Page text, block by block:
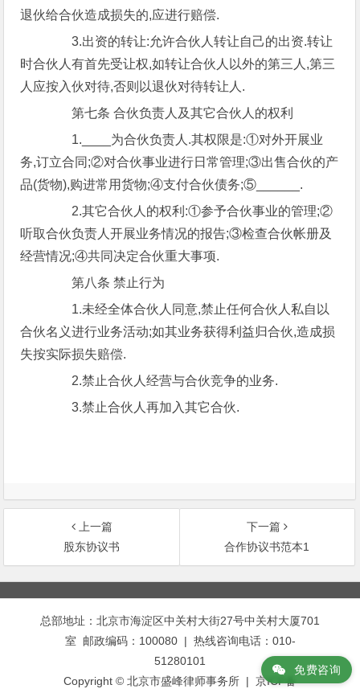
退伙给合伙造成损失的,应进行赔偿.
3.出资的转让:允许合伙人转让自己的出资.转让
时合伙人有首先受让权,如转让合伙人以外的第三人,第三
人应按入伙对待,否则以退伙对待转让人.
第七条 合伙负责人及其它合伙人的权利
1.____为合伙负责人.其权限是:①对外开展业
务,订立合同;②对合伙事业进行日常管理;③出售合伙的产
品(货物),购进常用货物;④支付合伙债务;⑤______.
2.其它合伙人的权利:①参予合伙事业的管理;②
听取合伙负责人开展业务情况的报告;③检查合伙帐册及
经营情况;④共同决定合伙重大事项.
第八条 禁止行为
1.未经全体合伙人同意,禁止任何合伙人私自以
合伙名义进行业务活动;如其业务获得利益归合伙,造成损
失按实际损失赔偿.
2.禁止合伙人经营与合伙竞争的业务.
3.禁止合伙人再加入其它合伙.
上一篇
股东协议书
下一篇
合作协议书范本1
文
章
总部地址：北京市海淀区中关村大街27号中关村大厦701
室 邮政编码：100080 | 热线咨询电话：010-
51280101
Copyright © 北京市盛峰律师事务所 | 京ICP备
免费咨询